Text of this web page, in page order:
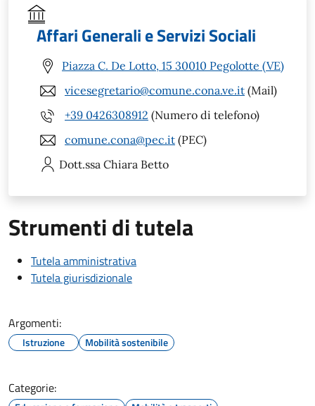
Affari Generali e Servizi Sociali
Piazza C. De Lotto, 15 30010 Pegolotte (VE)
vicesegretario@comune.cona.ve.it (Mail)
+39 0426308912 (Numero di telefono)
comune.cona@pec.it (PEC)
Dott.ssa Chiara Betto
Strumenti di tutela
Tutela amministrativa
Tutela giurisdizionale
Argomenti:
Istruzione Mobilità sostenibile
Categorie: